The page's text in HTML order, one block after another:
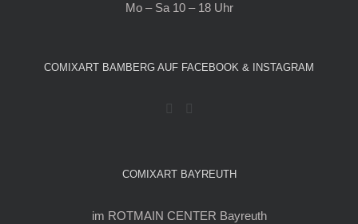
Mo – Sa 10 – 18 Uhr
COMIXART BAMBERG AUF FACEBOOK & INSTAGRAM
COMIXART BAYREUTH
im ROTMAIN CENTER Bayreuth